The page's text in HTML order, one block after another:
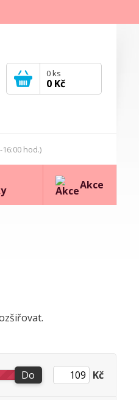
0ks
0 Kč
16:00 hod.)
Akce
Do Kč